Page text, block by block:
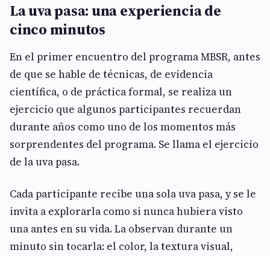
La uva pasa: una experiencia de
cinco minutos
En el primer encuentro del programa MBSR, antes
de que se hable de técnicas, de evidencia
científica, o de práctica formal, se realiza un
ejercicio que algunos participantes recuerdan
durante años como uno de los momentos más
sorprendentes del programa. Se llama el ejercicio
de la uva pasa.
Cada participante recibe una sola uva pasa, y se le
invita a explorarla como si nunca hubiera visto
una antes en su vida. La observan durante un
minuto sin tocarla: el color, la textura visual,